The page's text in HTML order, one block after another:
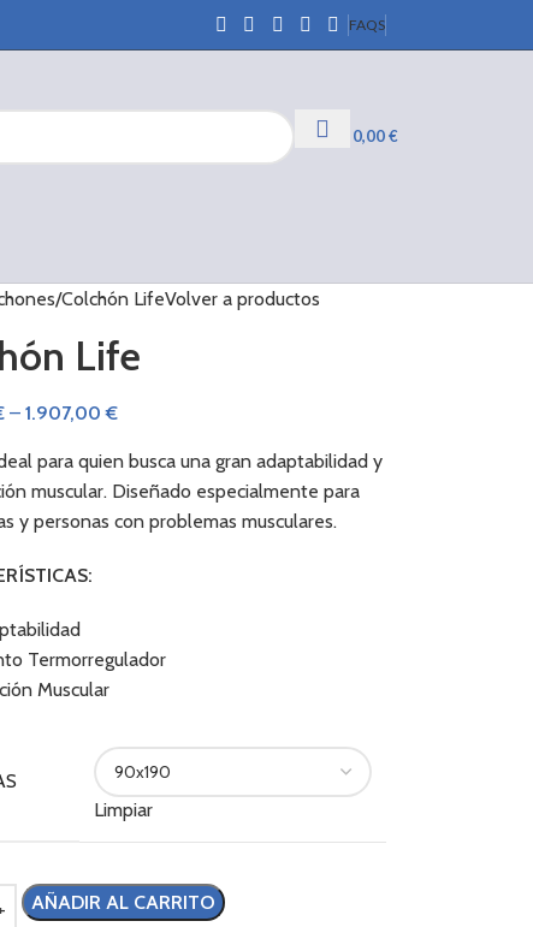
FAQS
0,00€
Colchón LifeVolver a productos
Life
– 1.907,00€
para quien busca una gran adaptabilidad y
muscular. Diseñado especialmente para
y personas con problemas musculares.
Termorregulador
Muscular
Limpiar
AÑADIR AL CARRITO